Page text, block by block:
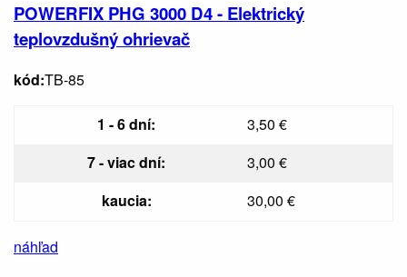
POWERFIX PHG 3000 D4 - Elektrický
teplovzdušný ohrievač
kód:TB-85
1 - 6 dní:
3,50 €
7 - viac dní:
3,00 €
kaucia:
30,00 €
náhľad